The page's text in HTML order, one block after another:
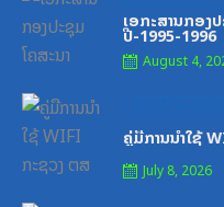
ເອກະສານກອງ
ປີ-1995-1996
on
August 4,
ຄູ່ມືການນຳໃຊ້
July 8, 2026